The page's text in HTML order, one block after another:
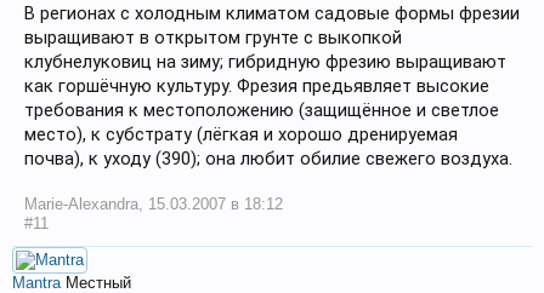
В регионах с холодным климатом садовые формы фрезии
выращивают в открытом грунте с выкопкой
клубнелуковиц на зиму; гибридную фрезию выращивают
как горшёчную культуру. Фрезия предьявляет высокие
требования к местоположению (защищённое и светлое
место), к субстрату (лёгкая и хорошо дренируемая
почва), к уходу (390); она любит обилие свежего воздуха.
Marie-Alexandra 15.03.2007 в 18:12
#11
Mantra Местный